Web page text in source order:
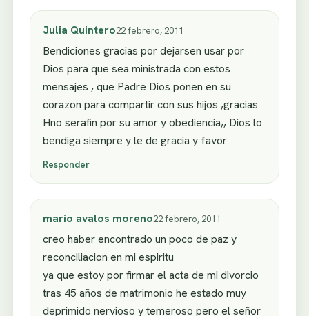
Julia Quintero22 febrero, 2011
Bendiciones gracias por dejarsen usar por
Dios para que sea ministrada con estos
mensajes , que Padre Dios ponen en su
corazon para compartir con sus hijos ,gracias
Hno serafin por su amor y obediencia,, Dios lo
bendiga siempre y le de gracia y favor
Responder
mario avalos moreno22 febrero, 2011
creo haber encontrado un poco de paz y
reconciliacion en mi espiritu
ya que estoy por firmar el acta de mi divorcio
tras 45 años de matrimonio he estado muy
deprimido nervioso y temeroso pero el señor